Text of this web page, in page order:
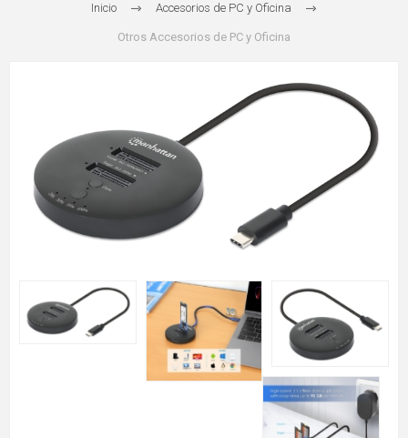
Inicio Accesorios de PC y Oficina
Otros Accesorios de PC y Oficina